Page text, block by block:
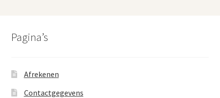
Pagina’s
Afrekenen
Contactgegevens